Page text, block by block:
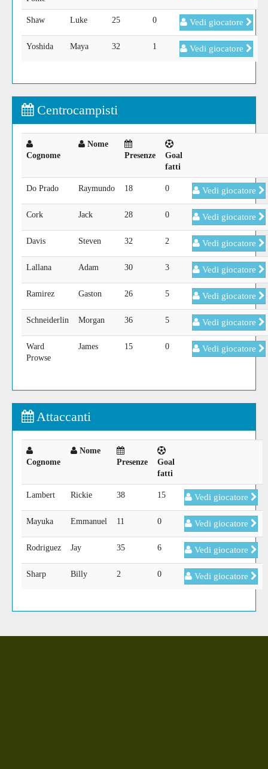
Shaw Luke 25 0 Vedi giocatore
Yoshida Maya 32 1 Vedi giocatore
Centrocampisti
Cognome
Nome
Presenze
Goal
fatti
Do Prado Raymundo 18 0 Vedi giocatore
Cork Jack 28 0 Vedi giocatore
Davis Steven 32 2 Vedi giocatore
Lallana Adam 30 3 Vedi giocatore
Ramirez Gaston 26 5 Vedi giocatore
Schneiderlin Morgan 36 5 Vedi giocatore
Ward
Prowse
James 15 0 Vedi giocatore
Attaccanti
Cognome
Nome
Presenze
Goal
fatti
Lambert Rickie 38 15 Vedi giocatore
Mayuka Emmanuel 11 0 Vedi giocatore
Rodriguez Jay 35 6 Vedi giocatore
Sharp Billy 2 0 Vedi giocatore